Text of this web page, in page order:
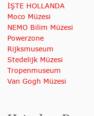
İŞTE HOLLANDA
Moco Müzesi
NEMO Bilim Müzesi
Powerzone
Rijksmuseum
Stedelijk Müzesi
Tropenmuseum
Van Gogh Müzesi